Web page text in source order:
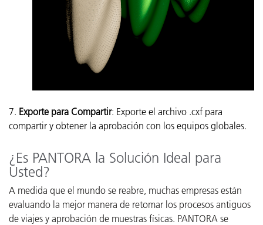
7. Exporte para Compartir: Exporte el archivo .cxf para
compartir y obtener la aprobación con los equipos globales.
¿Es PANTORA la Solución Ideal para
Usted?
A medida que el mundo se reabre, muchas empresas están
evaluando la mejor manera de retomar los procesos antiguos
de viajes y aprobación de muestras físicas. PANTORA se